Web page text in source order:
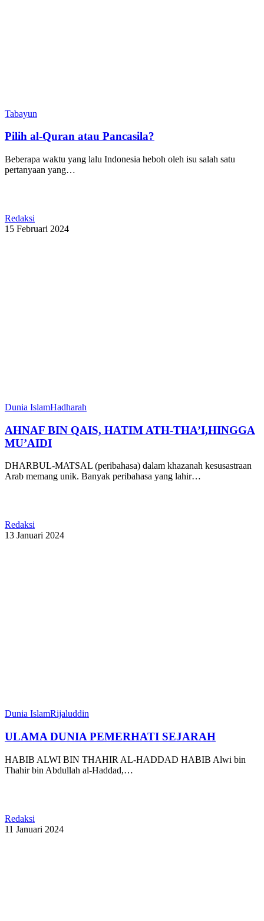
Tabayun
Pilih al-Quran atau Pancasila?
Beberapa waktu yang lalu Indonesia heboh oleh isu salah satu
pertanyaan yang…
Redaksi
15 Februari 2024
Dunia IslamHadharah
AHNAF BIN QAIS, HATIM ATH-THA’I,HINGGA
MU’AIDI
DHARBUL-MATSAL (peribahasa) dalam khazanah kesusastraan
Arab memang unik. Banyak peribahasa yang lahir…
Redaksi
13 Januari 2024
Dunia IslamRijaluddin
ULAMA DUNIA PEMERHATI SEJARAH
HABIB ALWI BIN THAHIR AL-HADDAD HABIB Alwi bin
Thahir bin Abdullah al-Haddad,…
Redaksi
11 Januari 2024